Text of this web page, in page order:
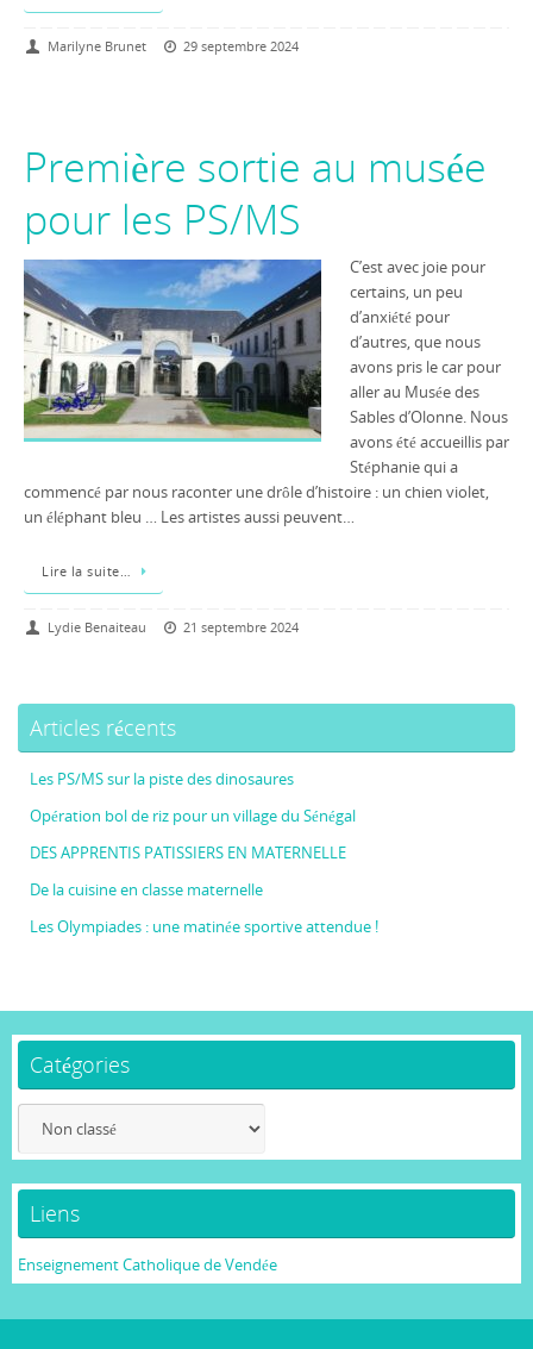
Marilyne Brunet 29 septembre 2024
Première sortie au musée
pour les PS/MS
C’est avec joie pour
certains, un peu
d’anxiété pour
d’autres, que nous
avons pris le car pour
aller au Musée des
Sables d’Olonne. Nous
avons été accueillis par
Stéphanie qui a
commencé par nous raconter une drôle d’histoire : un chien violet,
un éléphant bleu … Les artistes aussi peuvent…
Lire la suite…
Lydie Benaiteau 21 septembre 2024
Articles récents
Les PS/MS sur la piste des dinosaures
Opération bol de riz pour un village du Sénégal
DES APPRENTIS PATISSIERS EN MATERNELLE
De la cuisine en classe maternelle
Les Olympiades : une matinée sportive attendue !
Catégories
Liens
Enseignement Catholique de Vendée